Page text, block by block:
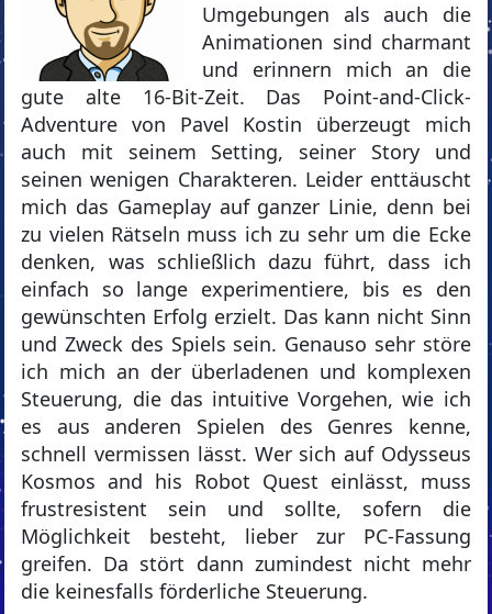
Umgebungen als auch die
Animationen sind charmant
und erinnern mich an die
gute alte 16-Bit-Zeit. Das Point-and-Click-
Adventure von Pavel Kostin überzeugt mich
auch mit seinem Setting, seiner Story und
seinen wenigen Charakteren. Leider enttäuscht
mich das Gameplay auf ganzer Linie, denn bei
zu vielen Rätseln muss ich zu sehr um die Ecke
denken, was schließlich dazu führt, dass ich
einfach so lange experimentiere, bis es den
gewünschten Erfolg erzielt. Das kann nicht Sinn
und Zweck des Spiels sein. Genauso sehr störe
ich mich an der überladenen und komplexen
Steuerung, die das intuitive Vorgehen, wie ich
es aus anderen Spielen des Genres kenne,
schnell vermissen lässt. Wer sich auf Odysseus
Kosmos and his Robot Quest einlässt, muss
frustresistent sein und sollte, sofern die
Möglichkeit besteht, lieber zur PC-Fassung
greifen. Da stört dann zumindest nicht mehr
die keinesfalls förderliche Steuerung.